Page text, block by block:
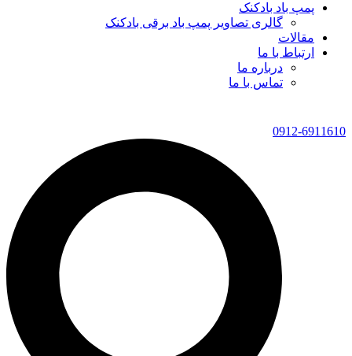
پمپ باد بادکنک
گالری تصاویر پمپ باد برقی بادکنک
مقالات
ارتباط با ما
درباره ما
تماس با ما
0912-6911610